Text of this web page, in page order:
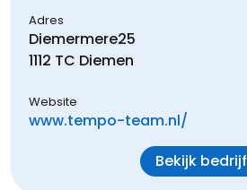
Adres
Diemermere25
1112 TC Diemen
Website
www.tempo-team.nl/
Bekijk bedrijf